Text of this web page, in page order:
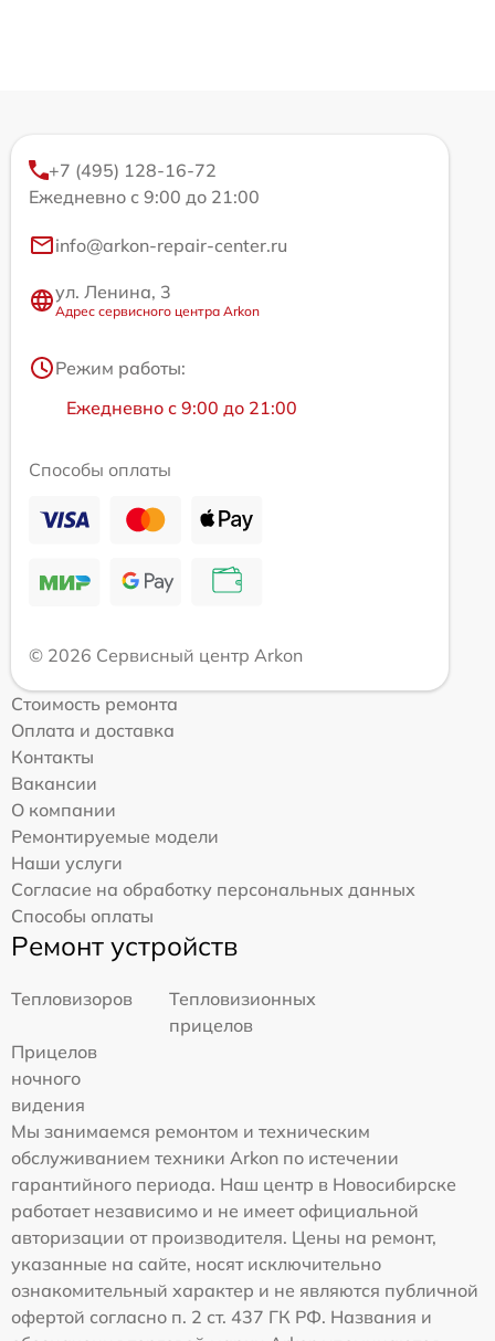
+7 (495) 128-16-72
Ежедневно с 9:00 до 21:00
info@arkon-repair-center.ru
ул. Ленина, 3
Адрес сервисного центра Arkon
Режим работы:
Ежедневно с 9:00 до 21:00
Способы оплаты
© 2026 Сервисный центр Arkon
Стоимость ремонта
Оплата и доставка
Контакты
Вакансии
О компании
Ремонтируемые модели
Наши услуги
Согласие на обработку персональных данных
Способы оплаты
Ремонт устройств
Тепловизоров
Тепловизионных
прицелов
Прицелов
ночного
видения
Мы занимаемся ремонтом и техническим
обслуживанием техники Arkon по истечении
гарантийного периода. Наш центр в Новосибирске
работает независимо и не имеет официальной
авторизации от производителя. Цены на ремонт,
указанные на сайте, носят исключительно
ознакомительный характер и не являются публичной
офертой согласно п. 2 ст. 437 ГК РФ. Названия и